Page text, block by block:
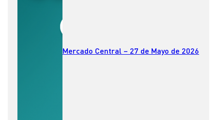
Mercado Central – 27 de Mayo de 2026